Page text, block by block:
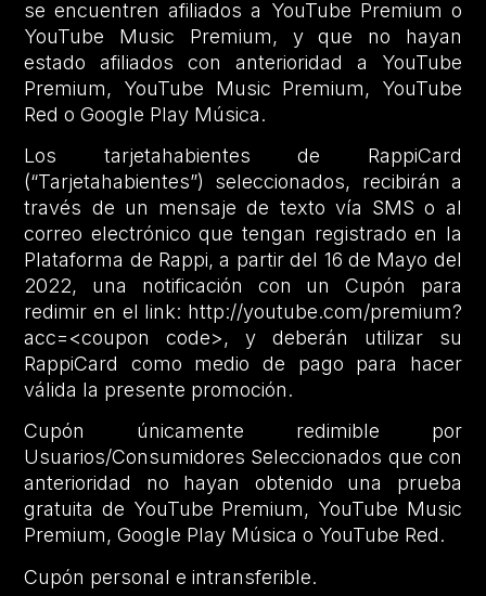
se encuentren afiliados a YouTube Premium o
YouTube Music Premium, y que no hayan
estado afiliados con anterioridad a YouTube
Premium, YouTube Music Premium, YouTube
Red o Google Play Música.
Los tarjetahabientes de RappiCard
(“Tarjetahabientes”) seleccionados, recibirán a
través de un mensaje de texto vía SMS o al
correo electrónico que tengan registrado en la
Plataforma de Rappi, a partir del 16 de Mayo del
2022, una notificación con un Cupón para
redimir en el link: http://youtube.com/premium?
acc=<coupon code>, y deberán utilizar su
RappiCard como medio de pago para hacer
válida la presente promoción.
Cupón únicamente redimible por
Usuarios/Consumidores Seleccionados que con
anterioridad no hayan obtenido una prueba
gratuita de YouTube Premium, YouTube Music
Premium, Google Play Música o YouTube Red.
Cupón personal e intransferible.